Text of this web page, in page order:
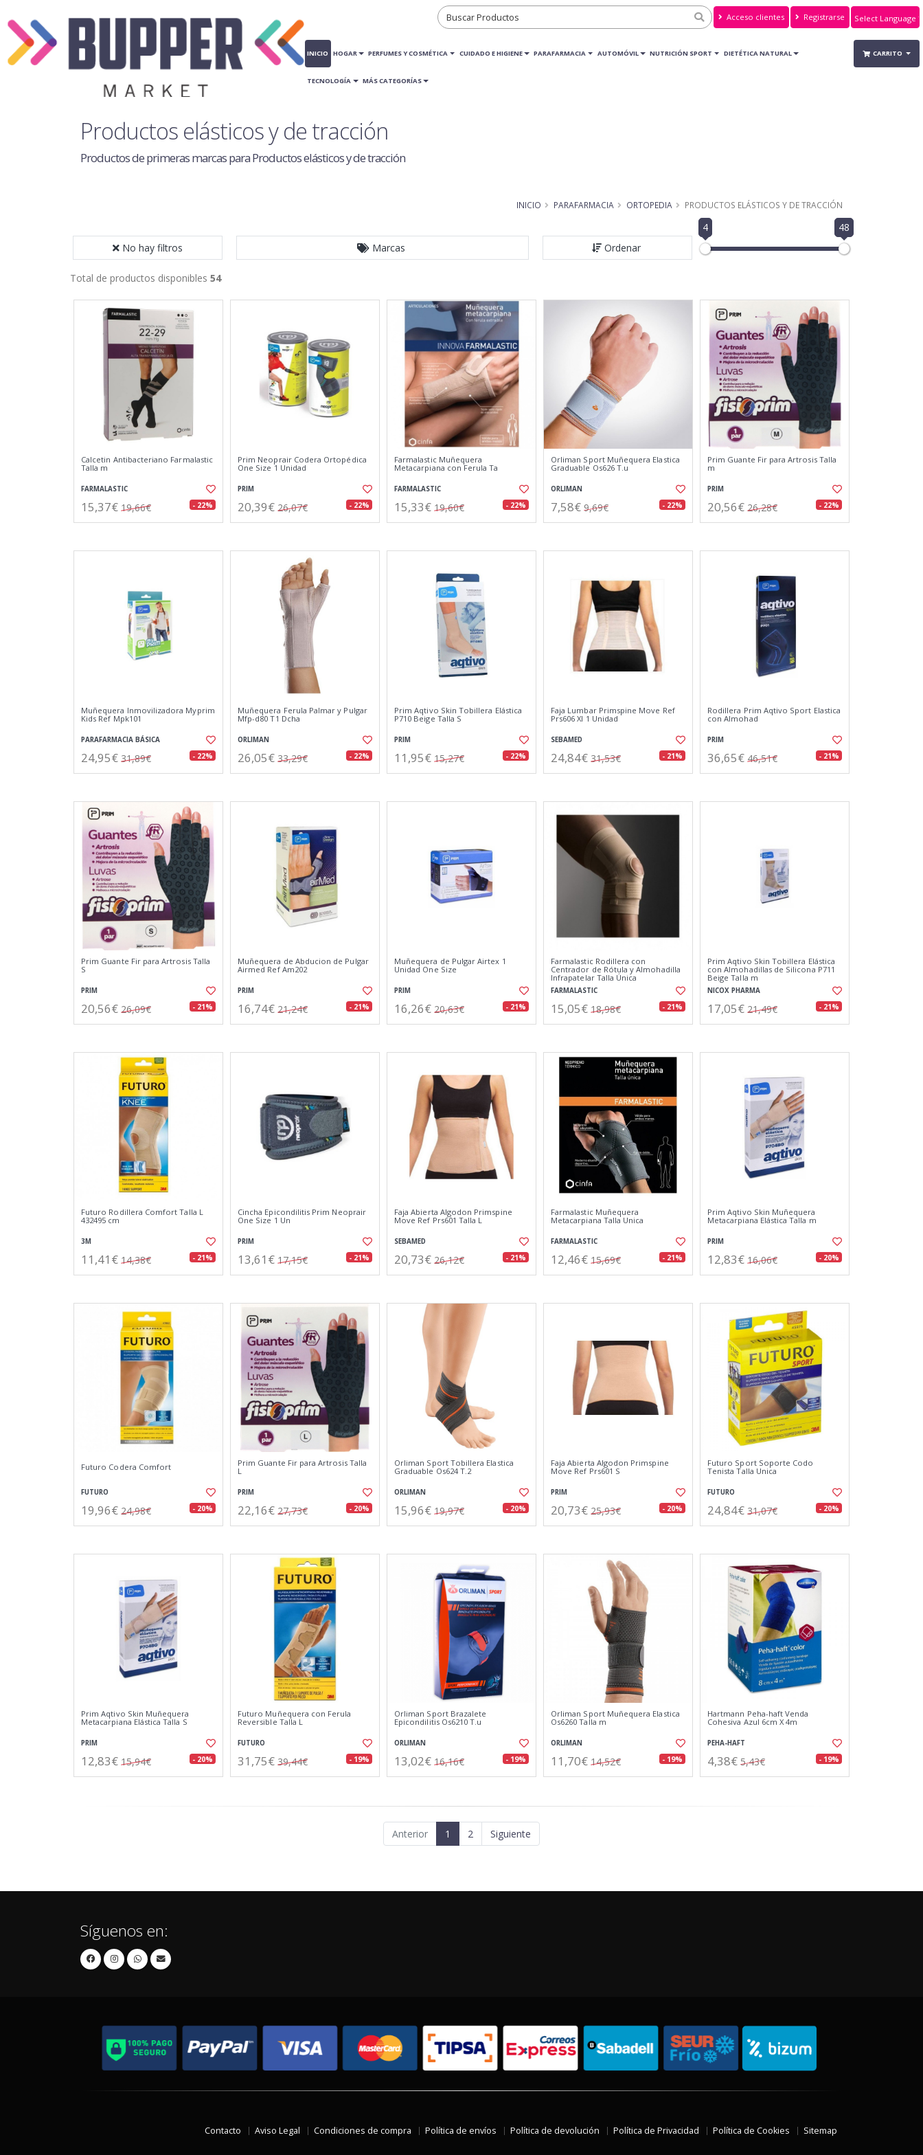
Acceso clientes Registrarse
Translate
INICIO HOGAR PERFUMES Y COSMÉTICA CUIDADO E HIGIENE PARAFARMACIA AUTOMÓVIL NUTRICIÓN SPORT DIETÉTICA NATURAL
TECNOLOGÍA MÁS CATEGORÍAS
CARRITO
Productos elásticos y de tracción
Productos de primeras marcas para Productos elásticos y de tracción
INICIO PARAFARMACIA ORTOPEDIA PRODUCTOS ELÁSTICOS Y DE TRACCIÓN
No hay filtros Marcas Ordenar
4 48
Total de productos disponibles 54
Calcetin Antibacteriano Farmalastic
Talla m
FARMALASTIC
15,37€ 19,66€ - 22%
Prim Neoprair Codera Ortopédica
One Size 1 Unidad
PRIM
20,39€ 26,07€ - 22%
Farmalastic Muñequera
Metacarpiana con Ferula Ta
FARMALASTIC
15,33€ 19,60€ - 22%
Orliman Sport Muñequera Elastica
Graduable Os626 T.u
ORLIMAN
7,58€ 9,69€ - 22%
Prim Guante Fir para Artrosis Talla
m
PRIM
20,56€ 26,28€ - 22%
Muñequera Inmovilizadora Myprim
Kids Ref Mpk101
PARAFARMACIA BÁSICA
24,95€ 31,89€ - 22%
Muñequera Ferula Palmar y Pulgar
Mfp-d80 T1 Dcha
ORLIMAN
26,05€ 33,29€ - 22%
Prim Aqtivo Skin Tobillera Elástica
P710 Beige Talla S
PRIM
11,95€ 15,27€ - 22%
Faja Lumbar Primspine Move Ref
Prs606 Xl 1 Unidad
SEBAMED
24,84€ 31,53€ - 21%
Rodillera Prim Aqtivo Sport Elastica
con Almohad
PRIM
36,65€ 46,51€ - 21%
Prim Guante Fir para Artrosis Talla
S
PRIM
20,56€ 26,09€ - 21%
Muñequera de Abducion de Pulgar
Airmed Ref Am202
PRIM
16,74€ 21,24€ - 21%
Muñequera de Pulgar Airtex 1
Unidad One Size
PRIM
16,26€ 20,63€ - 21%
Farmalastic Rodillera con
Centrador de Rótula y Almohadilla
Infrapatelar Talla Única
FARMALASTIC
15,05€ 18,98€ - 21%
Prim Aqtivo Skin Tobillera Elástica
con Almohadillas de Silicona P711
Beige Talla m
NICOX PHARMA
17,05€ 21,49€ - 21%
Futuro Rodillera Comfort Talla L
432495 cm
3M
11,41€ 14,38€ - 21%
Cincha Epicondilitis Prim Neoprair
One Size 1 Un
PRIM
13,61€ 17,15€ - 21%
Faja Abierta Algodon Primspine
Move Ref Prs601 Talla L
SEBAMED
20,73€ 26,12€ - 21%
Farmalastic Muñequera
Metacarpiana Talla Unica
FARMALASTIC
12,46€ 15,69€ - 21%
Prim Aqtivo Skin Muñequera
Metacarpiana Elástica Talla m
PRIM
12,83€ 16,06€ - 20%
Futuro Codera Comfort
FUTURO
19,96€ 24,98€ - 20%
Prim Guante Fir para Artrosis Talla
L
PRIM
22,16€ 27,73€ - 20%
Orliman Sport Tobillera Elastica
Graduable Os624 T.2
ORLIMAN
15,96€ 19,97€ - 20%
Faja Abierta Algodon Primspine
Move Ref Prs601 S
PRIM
20,73€ 25,93€ - 20%
Futuro Sport Soporte Codo
Tenista Talla Unica
FUTURO
24,84€ 31,07€ - 20%
Prim Aqtivo Skin Muñequera
Metacarpiana Elástica Talla S
PRIM
12,83€ 15,94€ - 20%
Futuro Muñequera con Ferula
Reversible Talla L
FUTURO
31,75€ 39,44€ - 19%
Orliman Sport Brazalete
Epicondilitis Os6210 T.u
ORLIMAN
13,02€ 16,16€ - 19%
Orliman Sport Muñequera Elastica
Os6260 Talla m
ORLIMAN
11,70€ 14,52€ - 19%
Hartmann Peha-haft Venda
Cohesiva Azul 6cm X 4m
PEHA-HAFT
4,38€ 5,43€ - 19%
Anterior 1 2 Siguiente
Síguenos en:
Contacto Aviso Legal Condiciones de compra Política de envíos Política de devolución Política de Privacidad Política de Cookies Sitemap